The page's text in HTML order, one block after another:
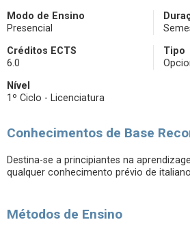
Modo de Ensino
Presencial
Créditos ECTS
6.0
Tipo
Nível
1º Ciclo - Licenciatura
Conhecimentos de Base
Destina-se a principiantes na
qualquer conhecimento prévio de
Métodos de Ensino